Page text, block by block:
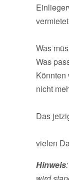
Was
Was
Könnten
nicht
Das
vielen
Hinweis